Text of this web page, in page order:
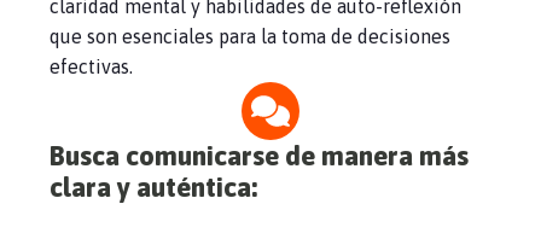
claridad mental y habilidades de auto-reflexión
que son esenciales para la toma de decisiones
efectivas.
Busca comunicarse de manera más
clara y auténtica: